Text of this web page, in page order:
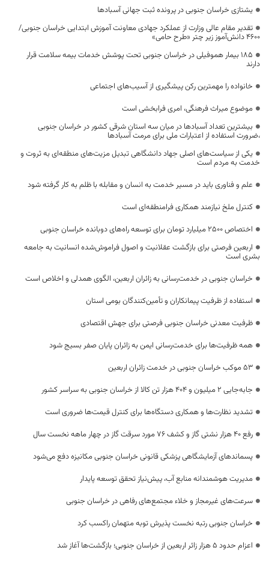
یشتازی خراسان جنوبی در پرونده ثبت جهانی آسبادها
تقدیر مقام عالی وزارت از عملکرد جهادی معاونت آموزش ابتدایی خراسان جنوبی/
۴۶۰۰ دانش‌آموز زیر چتر «طرح حامی»
۱۸۵ بیمار هموفیلی در خراسان جنوبی تحت پوشش خدمات بیمه سلامت قرار
دارند
خانواده را مهمترین رکن پیشگیری از آسیب‌های اجتماعی
موضوع میراث فرهنگی، امری فرابخشی است
بیشترین تعداد آسبادها در میان سه استان شرقی کشور در خراسان جنوبی
،ضرورت استفاده از اعتبارات ملی برای مرمت آسبادها
یکی از سیاست‌های اصلی جهاد دانشگاهی تبدیل مزیت‌های منطقه‌ای به ثروت و
خدمت به مردم است
علم و فناوری باید در مسیر خدمت به انسان و مقابله با ظلم به کار گرفته شود
کنترل ملخ نیازمند همکاری فرامنطقه‌ای است
اختصاص 2500 میلیارد تومان برای توسعه راه‌های دوبانده خراسان جنوبی
اربعین فرصتی برای بازگشت عقلانیت و اصول فراموش‌شده انسانیت به جامعه
بشری است
خراسان جنوبی در خدمت‌رسانی به زائران اربعین، الگوی همدلی و اخلاص است
استفاده از ظرفیت پیمانکاران و تأمین‌کنندگان بومی استان
ظرفیت معدنی خراسان جنوبی فرصتی برای جهش اقتصادی
همه ظرفیت‌ها برای خدمت‌رسانی ایمن به زائران پایان صفر بسیج شود
53 موکب خراسان جنوبی در خدمت زائران اربعین
جابه‌جایی 2 میلیون و 404 هزار تن کالا از خراسان جنوبی به سراسر کشور
تشدید نظارت‌ها و همکاری دستگاه‌ها برای کنترل قیمت‌ها ضروری است
رفع 40 هزار نشتی گاز و کشف 76 مورد سرقت گاز در چهار ماهه نخست سال
پسماندهای آزمایشگاهی پزشکی قانونی خراسان جنوبی مکانیزه دفع می‌شود
مدیریت هوشمندانه منابع آب، پیش‌نیاز تحقق توسعه پایدار
سرعت‌های غیرمجاز و خلاء مجتمع‌های رفاهی در خراسان جنوبی
خراسان جنوبی رتبه نخست پذیرش توبه متهمان راکسب کرد
اعزام حدود 5 هزار زائر اربعین از خراسان جنوبی؛ بازگشت‌ها آغاز شد